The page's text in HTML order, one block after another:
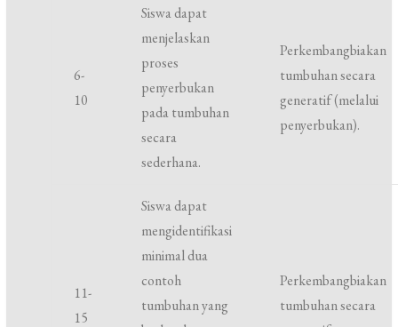
6-
10
Siswa dapat
menjelaskan
proses
penyerbukan
pada tumbuhan
secara
sederhana.
Perkembangbiakan
tumbuhan secara
generatif (melalui
penyerbukan).
11-
15
Siswa dapat
mengidentifikasi
minimal dua
contoh
tumbuhan yang
Perkembangbiakan
tumbuhan secara